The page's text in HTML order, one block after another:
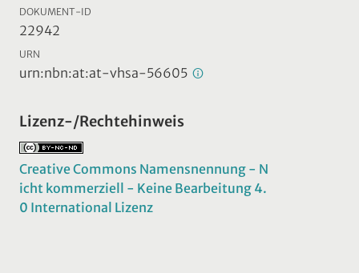
DOKUMENT-ID
22942
URN
urn:nbn:at:at-vhsa-56605
Lizenz-/Rechtehinweis
Creative Commons Namensnennung - N
icht kommerziell - Keine Bearbeitung 4.
0 International Lizenz